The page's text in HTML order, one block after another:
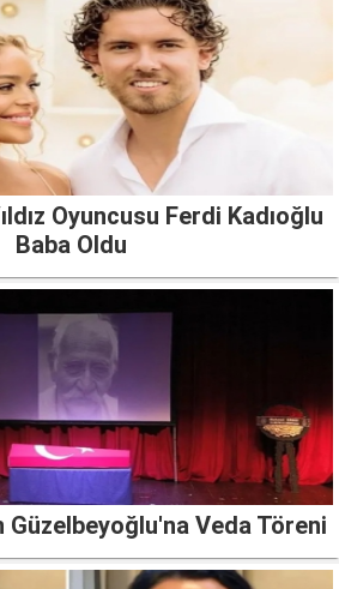
Oyuncusu Ferdi Kadıoğlu
Baba Oldu
Güzelbeyoğlu'na Veda Töreni